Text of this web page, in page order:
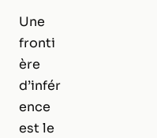
Une
fronti
ère
d’infér
ence
est le